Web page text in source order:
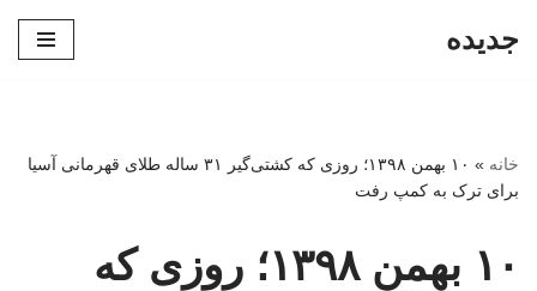
جدیده
خانه »
۱۰ بهمن ۱۳۹۸؛ روزی که کشتی‌گیر ۳۱ ساله طلای قهرمانی آسیا
برای ترک به کمپ رفت
۱۰ بهمن ۱۳۹۸؛ روزی که